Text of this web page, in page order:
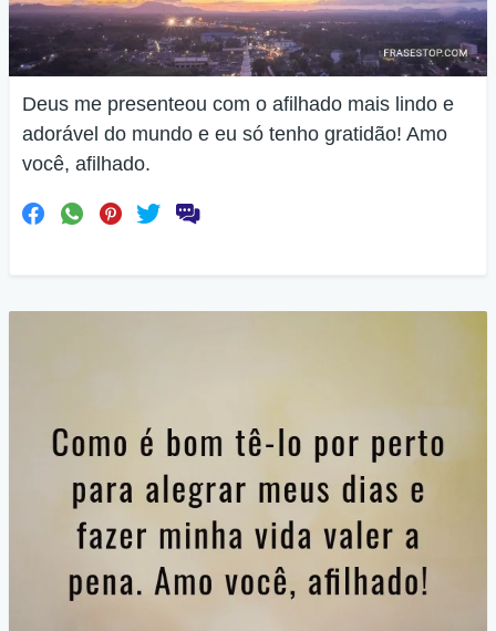
Deus me presenteou com o afilhado mais lindo e
adorável do mundo e eu só tenho gratidão! Amo
você, afilhado.